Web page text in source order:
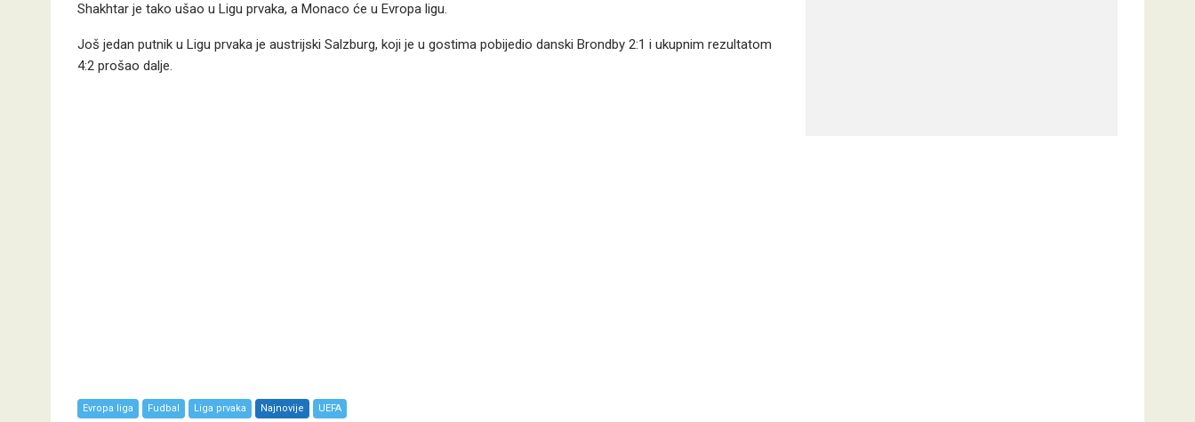
Shakhtar je tako ušao u Ligu prvaka, a Monaco će u Evropa ligu.
Još jedan putnik u Ligu prvaka je austrijski Salzburg, koji je u gostima pobijedio danski Brondby 2:1 i ukupnim rezultatom
4:2 prošao dalje.
Evropa liga Fudbal Liga prvaka Najnovije UEFA